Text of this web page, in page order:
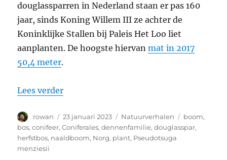
douglassparren in Nederland staan er pas 160
jaar, sinds Koning Willem III ze achter de
Koninklijke Stallen bij Paleis Het Loo liet
aanplanten. De hoogste hiervanmat in 2017
50,4 meter.
Lees verder“Douglassparrenbos in Norg”
Auteur
rowan
Geplaatst
op
23 januari 2023 Categorieën
Natuurverhalen Tags
boom,
bos,conifeer,Coniferales,dennenfamilie,douglasspar,
herfstbos, naaldboom, Norg, plant, Pseudotsuga
menziesii